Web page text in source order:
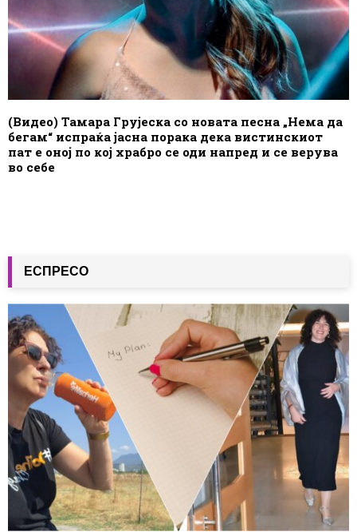
(Видео) Тамара Грујеска со новата песна „Нема да
бегам“ испраќа јасна порака дека вистинскиот
пат е оној по кој храбро се оди напред и се верува
во себе
ЕСПРЕСО